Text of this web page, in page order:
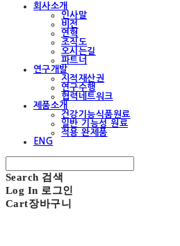
회사소개
인사말
비전
연혁
조직도
오시는길
파트너
연구개발
지적재산권
연구수행
협력네트워크
제품소개
건강기능식품원료
일반 기능성 원료
적용 완제품
ENG
Search 검색
Log In 로그인
Cart장바구니